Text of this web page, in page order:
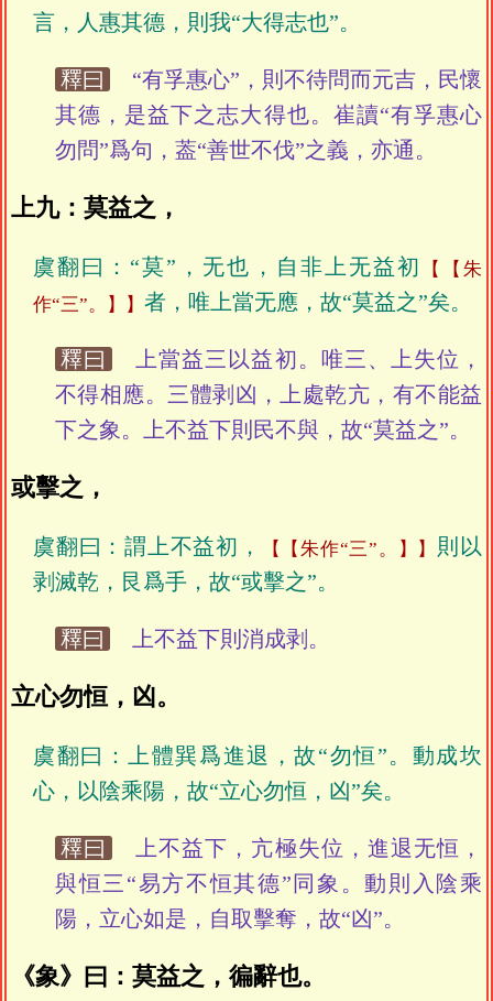
言，人惠其德，則我“大得志也”。
釋曰
“有孚惠心”，則不待問而元吉，民懷
其德，是益下之志大得也。崔讀“有孚惠心
勿問”爲句，葢“善世不伐”之義，亦通。
上九：莫益之，
虞翻曰：“莫”，无也，自非上无益初
【朱
作“三”。】
者，唯上當无應，故“莫益之”矣。
釋曰
上當益三以益初。唯三、上失位，
不得相應。三體剥凶，上處乾亢，有不能益
下之象。上不益下則民不與，故“莫益之”。
或擊之，
虞翻曰：謂上不益初， 【朱作“三”。】
則以
剥滅乾，艮爲手，故“或擊之”。
釋曰 上不益下則消成剥。
立心勿恒，凶。
虞翻曰：上體巽爲進退，故“勿恒”。動成坎
心，以陰乘陽，故“立心勿恒，凶”矣。
釋曰
上不益下，亢極失位，進退无恒，
與恒三“易方不恒其德”同象。動則入陰乘
陽，立心如是，自取擊奪，故“凶”。
《象》曰：莫益之，徧辭也。